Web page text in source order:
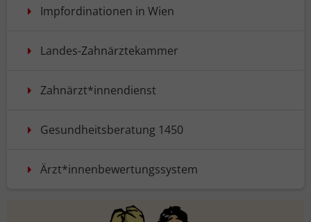
Impfordinationen in Wien
Landes-Zahnärztekammer
Zahnärzt*innendienst
Gesundheitsberatung 1450
Ärzt*innenbewertungssystem